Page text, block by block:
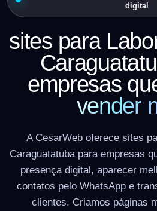
digital
sites para
empresas
vender
A CesarWeb oferece sites
Caraguatatuba para empresas
presença digital, aparecer
contatos pelo WhatsApp e
clientes. Criamos páginas